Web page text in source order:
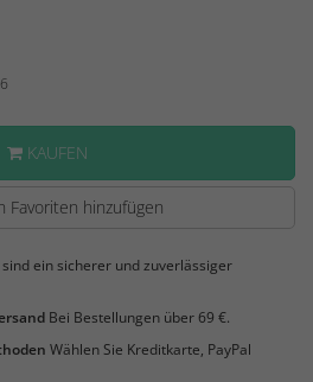
KAUFEN
Favoriten hinzufügen
ein sicherer und zuverlässiger
Bei Bestellungen über 69 €.
Wählen Sie Kreditkarte, PayPal